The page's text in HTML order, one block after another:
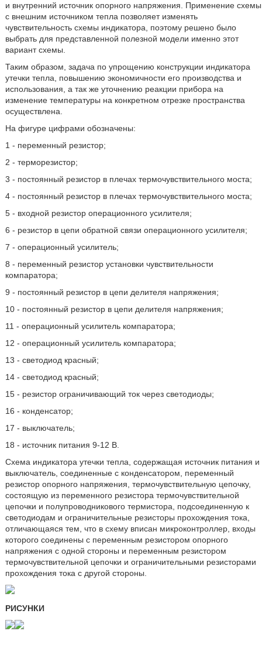
и внутренний источник опорного напряжения. Применение схемы
с внешним источником тепла позволяет изменять
чувствительность схемы индикатора, поэтому решено было
выбрать для представленной полезной модели именно этот
вариант схемы.
Таким образом, задача по упрощению конструкции индикатора
утечки тепла, повышению экономичности его производства и
использования, а так же уточнению реакции прибора на
изменение температуры на конкретном отрезке пространства
осуществлена.
На фигуре цифрами обозначены:
1 - переменный резистор;
2 - терморезистор;
3 - постоянный резистор в плечах термочувствительного моста;
4 - постоянный резистор в плечах термочувствительного моста;
5 - входной резистор операционного усилителя;
6 - резистор в цепи обратной связи операционного усилителя;
7 - операционный усилитель;
8 - переменный резистор установки чувствительности
компаратора;
9 - постоянный резистор в цепи делителя напряжения;
10 - постоянный резистор в цепи делителя напряжения;
11 - операционный усилитель компаратора;
12 - операционный усилитель компаратора;
13 - светодиод красный;
14 - светодиод красный;
15 - резистор ограничивающий ток через светодиоды;
16 - конденсатор;
17 - выключатель;
18 - источник питания 9-12 В.
Схема индикатора утечки тепла, содержащая источник питания и
выключатель, соединенные с конденсатором, переменный
резистор опорного напряжения, термочувствительную цепочку,
состоящую из переменного резистора термочувствительной
цепочки и полупроводникового термистора, подсоединенную к
светодиодам и ограничительные резисторы прохождения тока,
отличающаяся тем, что в схему вписан микроконтроллер, входы
которого соединены с переменным резистором опорного
напряжения с одной стороны и переменным резистором
термочувствительной цепочки и ограничительными резисторами
прохождения тока с другой стороны.
РИСУНКИ